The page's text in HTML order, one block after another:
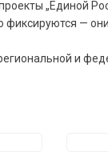
„Единой
фиксируются —
и